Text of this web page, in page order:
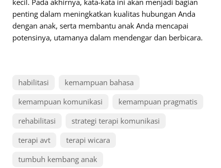
kecil. Pada akhirnya, kata-kata ini akan menjadi bagian
penting dalam meningkatkan kualitas hubungan Anda
dengan anak, serta membantu anak Anda mencapai
potensinya, utamanya dalam mendengar dan berbicara.
habilitasi
kemampuan bahasa
kemampuan komunikasi
kemampuan pragmatis
rehabilitasi
strategi terapi komunikasi
terapi avt
terapi wicara
tumbuh kembang anak